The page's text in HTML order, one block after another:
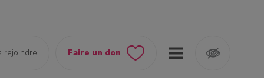
rejoindre Faire un don